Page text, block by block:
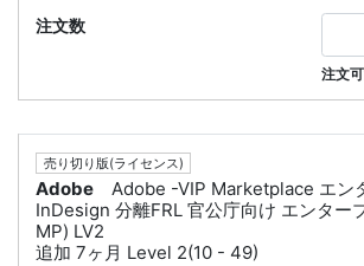
注文
売り切り版(ライセンス)
Adobe
Adobe -VIP Marketplace エン
InDesign 分離FRL 官公庁向け エンター
MP) LV2
追加 7ヶ月 Level 2(10 - 49)